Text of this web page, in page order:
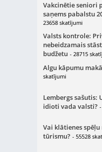
Vakcinētie seniori
saņems pabalstu
23658 skatījumi
Valsts kontrole:
nebeidzamais
budžetu - 28715
Algu kāpumu
skatījumi
Lembergs sašutis:
idioti vada valsti?
Vai klātienes
tūrismu? - 55528